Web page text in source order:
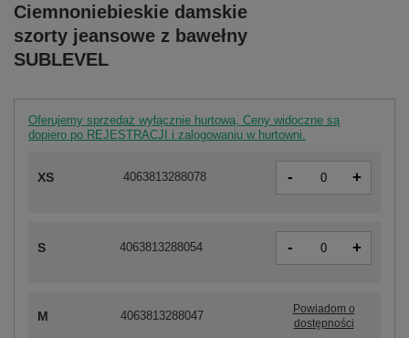
Ciemnoniebieskie damskie
szorty jeansowe z bawełny
SUBLEVEL
Oferujemy sprzedaż wyłącznie hurtową. Ceny widoczne są
dopiero po REJESTRACJI i zalogowaniu w hurtowni.
XS 4063813288078 - +
S 4063813288054 - +
M 4063813288047
Powiadom o
dostępności